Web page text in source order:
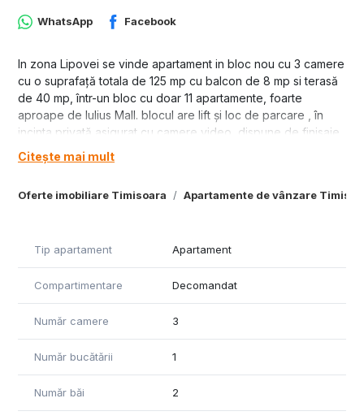
Oferte imobiliare Timisoara Apartamente de vânzare
WhatsApp Facebook
In zona Lipovei se vinde apartament in bloc nou cu 3 camere
cu o suprafață totala de 125 mp cu balcon de 8 mp si terasă
de 40 mp, într-un bloc cu doar 11 apartamente, foarte
aproape de Iulius Mall. blocul are lift și loc de parcare , în
incinta privată asigurat cu camere video, dispune de finisaje
de înaltă calitate, încălzite cu centrală proprie pe gaz, climă,
bucătărie dotată și utilată complet, două băi , accesul din
euro.
Citește mai mult
Tip apartament Apartament
Compartimentare Decomandat
Număr camere 3
Număr bucătării 1
Număr băi 2